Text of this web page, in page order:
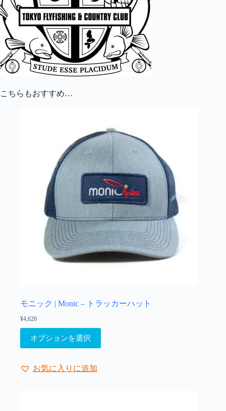
こちらもおすすめ…
モニック | Monic – トラッカーハット
¥4,620
オプションを選択
品
に
お気に入りに追加